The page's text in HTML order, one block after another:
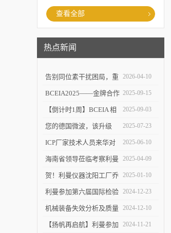
查看全部
热点新闻
告别同位素干扰困局，重
塑 ICP-MS 分析新境界！
2026-04-10
BCEIA2025——金牌合作
伙伴的见证
2025-09-15
【倒计时1周】BCEIA 相
约利曼 不见不散 9.10-12
2025-09-03
您的德国微波，该升级
了！
2025-07-23
ICP厂家技术人员来华对
利曼进行培训
2025-06-10
海南省领导莅临考察利曼
仪器沈阳工厂
2025-04-09
贺！利曼仪器沈阳工厂乔
迁新址
2025-01-10
利曼参加第六届国际检验
检测技术与装备博览会
2024-12-23
机械装备失效分析及质量
改进技术交流会在陕举办
2024-12-10
【扬帆再启航】利曼参加 2024-11-21